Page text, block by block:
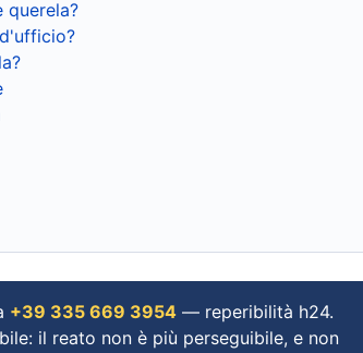
querela?
+39 335 669 3954 — reperibilità h24.
il reato non è più perseguibile, e non